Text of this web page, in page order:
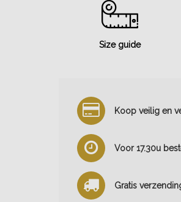
Size guide
Koop veilig en
Voor 17.30u
Gratis